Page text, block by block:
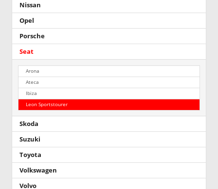
Nissan
Opel
Porsche
Seat
Arona
Ateca
Ibiza
Leon Sportstourer
Skoda
Suzuki
Toyota
Volkswagen
Volvo